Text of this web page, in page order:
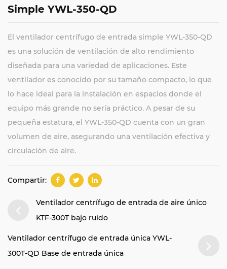
Simple YWL-350-QD
El ventilador centrífugo de entrada simple YWL-350-QD
es una solución de ventilación de alto rendimiento
diseñada para una variedad de aplicaciones. Este
ventilador es conocido por su tamaño compacto, lo que
lo hace ideal para la instalación en espacios donde el
equipo más grande no sería práctico. A pesar de su
pequeña estatura, el YWL-350-QD cuenta con un gran
volumen de aire, asegurando una ventilación efectiva y
circulación de aire.
Compartir:
Ventilador centrífugo de entrada de aire único
KTF-300T bajo ruido
Ventilador centrífugo de entrada única YWL-
300T-QD Base de entrada única